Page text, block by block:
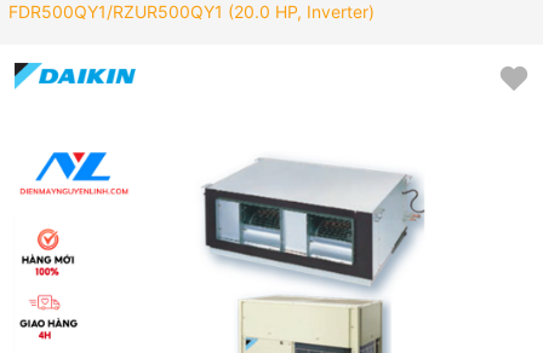
FDR500QY1/RZUR500QY1 (20.0 HP, Inverter)